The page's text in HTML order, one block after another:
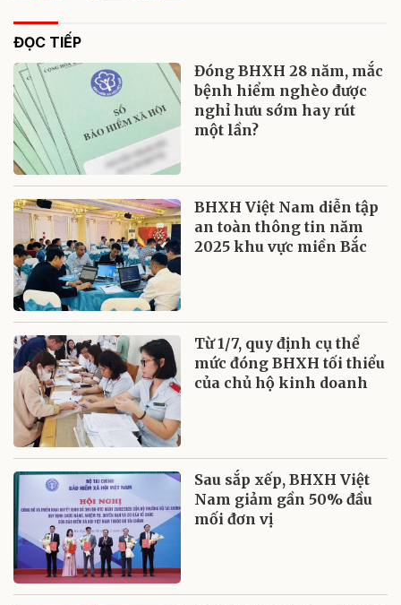
ĐỌC TIẾP
Đóng BHXH 28 năm, mắc
bệnh hiểm nghèo được
nghỉ hưu sớm hay rút
một lần?
BHXH Việt Nam diễn tập
an toàn thông tin năm
2025 khu vực miền Bắc
Từ 1/7, quy định cụ thể
mức đóng BHXH tối thiểu
của chủ hộ kinh doanh
Sau sắp xếp, BHXH Việt
Nam giảm gần 50% đầu
mối đơn vị